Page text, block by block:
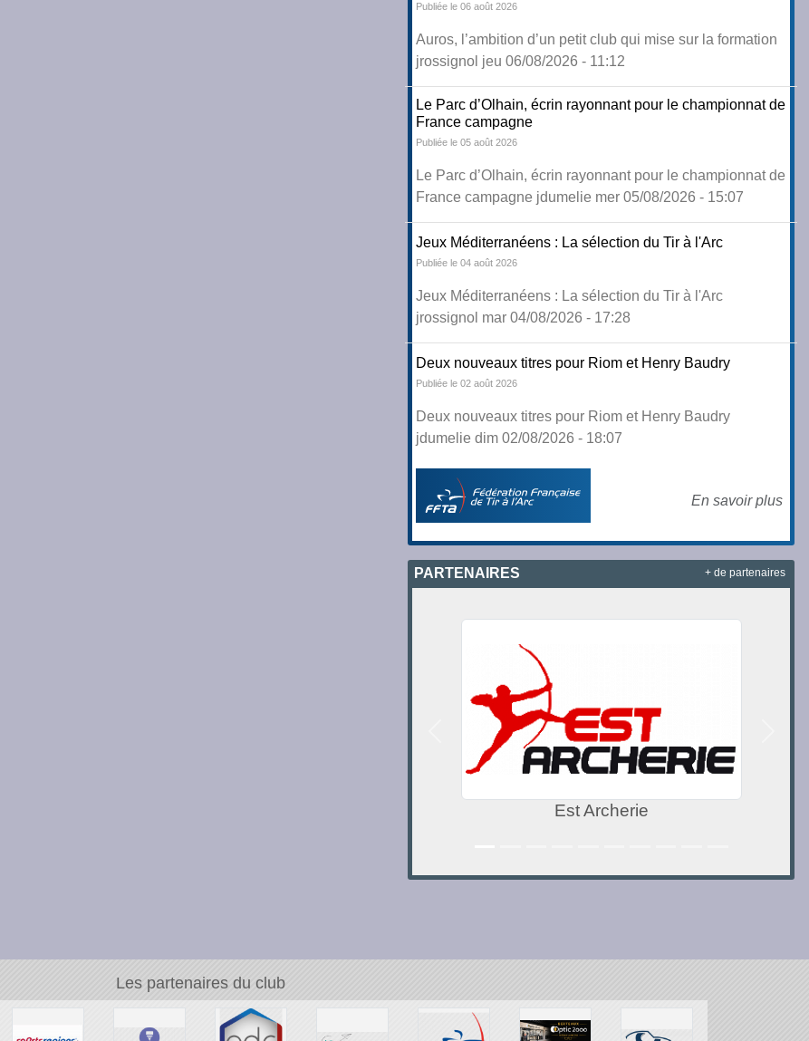
Publiée le 06 août 2026
Auros, l’ambition d’un petit club qui mise sur la formation
jrossignol jeu 06/08/2026 - 11:12
Le Parc d’Olhain, écrin rayonnant pour le championnat de
France campagne
Publiée le 05 août 2026
Le Parc d’Olhain, écrin rayonnant pour le championnat de
France campagne jdumelie mer 05/08/2026 - 15:07
Jeux Méditerranéens : La sélection du Tir à l'Arc
Publiée le 04 août 2026
Jeux Méditerranéens : La sélection du Tir à l'Arc
jrossignol mar 04/08/2026 - 17:28
Deux nouveaux titres pour Riom et Henry Baudry
Publiée le 02 août 2026
Deux nouveaux titres pour Riom et Henry Baudry
jdumelie dim 02/08/2026 - 18:07
En savoir plus
PARTENAIRES
Est Archerie
Précedent
+ de partenaires
Les partenaires du club